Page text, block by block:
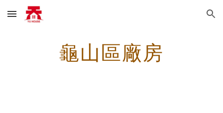
Skip to main content Skip to navigation
龜山區廠房